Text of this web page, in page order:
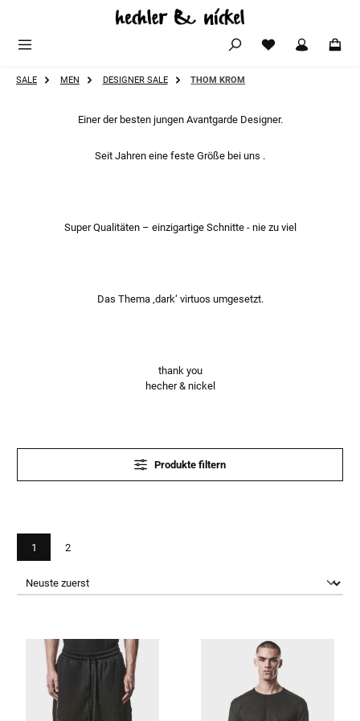
Zum Hauptinhalt springen
SALE MEN DESIGNER SALE THOM KROM
Einer der besten jungen Avantgarde Designer.
Seit Jahren eine feste Größe bei uns .
Super Qualitäten – einzigartige Schnitte - nie zu viel
Das Thema ‚dark‘ virtuos umgesetzt.
thank you
hecher & nickel
Produkte filtern
Seite
1 Seite
2